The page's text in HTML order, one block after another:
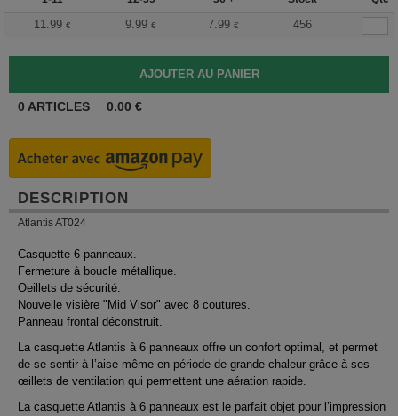
11.99 € 9.99 € 7.99 € 456
0 ARTICLES 0.00 €
DESCRIPTION
Atlantis AT024
Casquette 6 panneaux.
Fermeture à boucle métallique.
Oeillets de sécurité.
Nouvelle visière "Mid Visor" avec 8 coutures.
Panneau frontal déconstruit.
La casquette Atlantis à 6 panneaux offre un confort optimal, et permet
de se sentir à l’aise même en période de grande chaleur grâce à ses
œillets de ventilation qui permettent une aération rapide.
La casquette Atlantis à 6 panneaux est le parfait objet pour l’impression